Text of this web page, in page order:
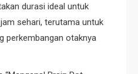
durasi ideal untuk
sehari, terutama untuk
perkembangan otaknya